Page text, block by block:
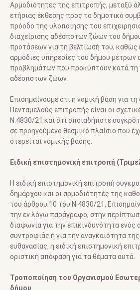
Αρμοδιότητες της επιτροπής, μεταξύ
ετήσιας έκθεσης προς το δημοτικό
πρόοδο της υλοποίησης του
διαχείρισης αδέσποτων ζώων του
προτάσεων για τη βελτίωσή του, καθώς
αρμόδιες υπηρεσίες του δήμου μέτρων
προβλημάτων που προκύπτουν κατά τη
αδέσποτων ζώων.
Επισημαίνουμε ότι η νομική βάση για
Πενταμελούς επιτροπής είναι οι
Ν.4830/21 και ότι οποιαδήποτε
σε προηγούμενο θεσμικό πλαίσιο που
στερείται νομικής βάσης.
Ειδική επιστημονική επιτροπή
Η ειδική επιστημονική επιτροπή
δημάρχου και οι αρμοδιότητές της
του άρθρου 10 του Ν.4830/21.
την εν λόγω παράγραφο, στην
διαφωνία για την επικινδυνότητα
συντροφιάς ή για την αναγκαιότητα
ευθανασίας, η ειδική επιστημονική
οριστική απόφαση για τα θέματα αυτά.
Τροποποίηση του Οργανισμού
δήμου